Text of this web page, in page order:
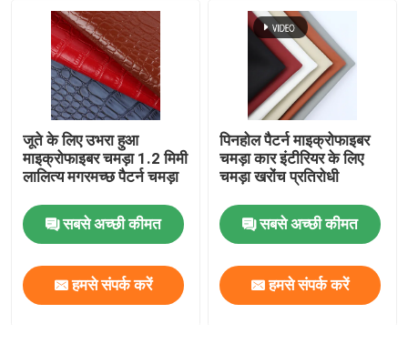
जूते के लिए उभरा हुआ
माइक्रोफाइबर चमड़ा 1.2 मिमी
लालित्य मगरमच्छ पैटर्न चमड़ा
सबसे अच्छी कीमत
हमसे संपर्क करें
पिनहोल पैटर्न माइक्रोफाइबर
चमड़ा कार इंटीरियर के लिए
चमड़ा खरोंच प्रतिरोधी
सबसे अच्छी कीमत
हमसे संपर्क करें